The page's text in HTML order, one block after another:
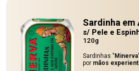
Sardinha em
s/ Pele e
120g
Sardinhas " Minerva
por mãos